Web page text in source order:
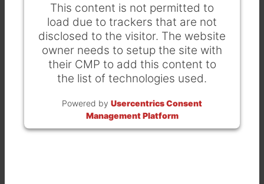
This content is not permitted to
load due to trackers that are not
disclosed to the visitor. The website
owner needs to setup the site with
their CMP to add this content to
the list of technologies used.
Powered by Usercentrics Consent
Management Platform